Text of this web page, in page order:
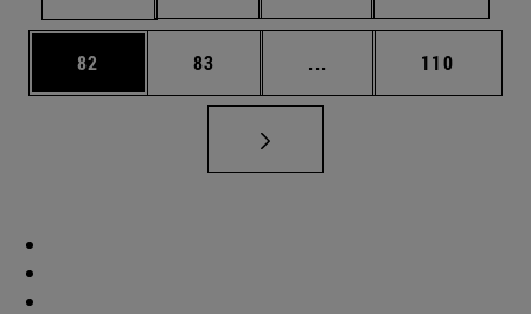
Página
82 Página
83 ... Páginas intermedias
Página
110